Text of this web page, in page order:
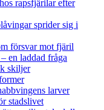
rapsfjärilar efter
sprider sig i
försvar mot fjäril
en laddad fråga
skiljer
larver
stadslivet